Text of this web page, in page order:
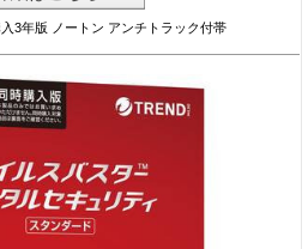
3年版 ノートン アンチトラック付帯